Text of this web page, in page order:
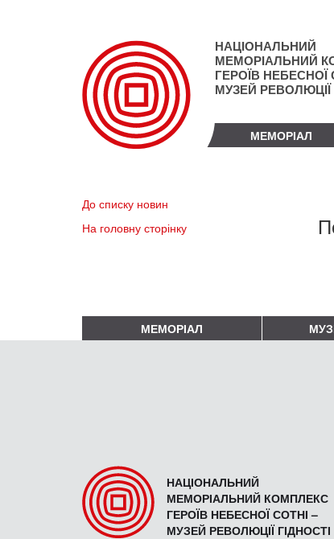
НАЦІОНАЛЬНИЙ
МЕМОРІАЛЬНИЙ
ГЕРОЇВ НЕБЕСНОЇ
МУЗЕЙ РЕВОЛЮЦІЇ
МЕМОРІАЛ
До списку новин
На головну сторінку
МЕМОРІАЛ
НАЦІОНАЛЬНИЙ
МЕМОРІАЛЬНИЙ КОМПЛЕКС
ГЕРОЇВ НЕБЕСНОЇ СОТНІ –
МУЗЕЙ РЕВОЛЮЦІЇ ГІДНОСТІ